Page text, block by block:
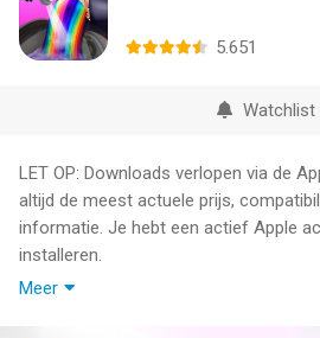
5.651
Watchlist
LET OP: Downloads verlopen via de
altijd de meest actuele prijs,
informatie. Je hebt een actief Apple
installeren.
Meer